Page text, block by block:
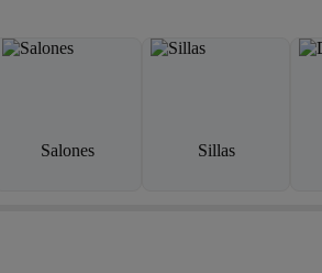
Salones Sillas